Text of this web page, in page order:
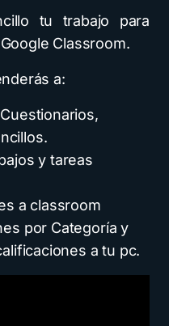
tu trabajo para
Classroom.
a:
y tareas
a classroom
por Categoría y
a tu pc.